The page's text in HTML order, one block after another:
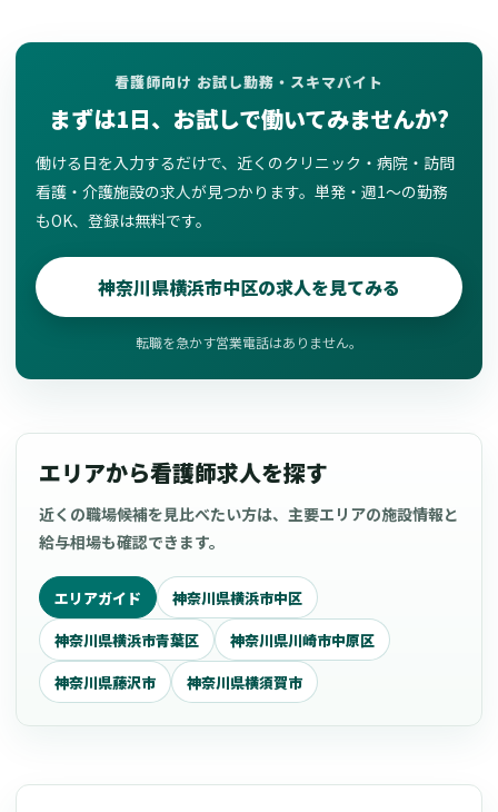
看護師向け お試し勤務・スキマバイト
まずは1日、お試しで働いてみませんか?
働ける日を入力するだけで、近くのクリニック・病院・訪問
看護・介護施設の求人が見つかります。単発・週1〜の勤務
もOK、登録は無料です。
神奈川県横浜市中区の求人を見てみる
転職を急かす営業電話はありません。
エリアから看護師求人を探す
近くの職場候補を見比べたい方は、主要エリアの施設情報と
給与相場も確認できます。
エリアガイド
神奈川県横浜市中区
神奈川県横浜市青葉区
神奈川県川崎市中原区
神奈川県藤沢市
神奈川県横須賀市